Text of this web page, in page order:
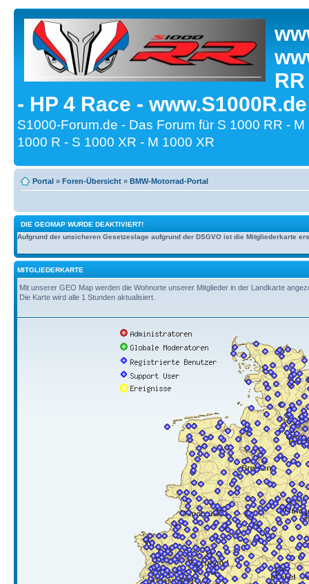
- HP 4 Race -
S1000-Forum.de - Das Forum für S 1000 RR -
1000 R - S 1000 XR - M 1000 XR
Portal » Foren-Übersicht » BMW-Motorrad-Portal
DIE GEOMAP WURDE DEAKTIVIERT!
Aufgrund der unsicheren Gesetzeslage aufgrund der DSGVO ist die Mitgliederkarte
MITGLIEDERKARTE
Mit unserer GEO Map werden die Wohnorte unserer Mitglieder in der Landkarte
Die Karte wird alle 1 Stunden aktualisiert.